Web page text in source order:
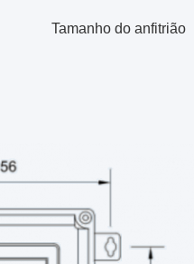
Tamanho do anfitrião